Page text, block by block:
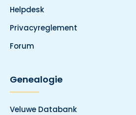
Helpdesk
Privacyreglement
Forum
Genealogie
Veluwe Databank